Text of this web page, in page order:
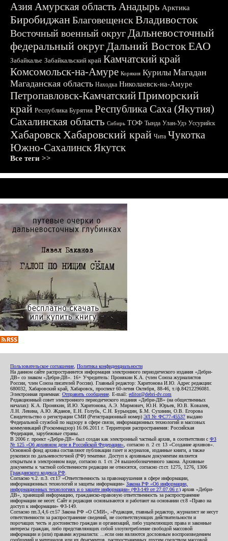
АзияАмурская область Анадырь Арктика
БиробиджанБлаговещенскВладивосток
Восточный военный округДальневосточный
федеральный округДальний ВостокЕАО
Забайкалье Забайкальский край Камчатский край
Комсомольск-на-Амуре Корякия Курилы Магадан
Магаданская область Находка Николаевск-на-Амуре
Петропавловск-КамчатскийПриморский
край Республика Бурятия Республика Саха (Якутия)
Сахалинская область Сибирь ТОФ Тында Улан-Удэ Уссурийск
ХабаровскХабаровский край Чита Чукотка
Южно-СахалинскЯкутск
Все теги >>
Пользовательское соглашение Политика конфиденциальности
На данном сайте распространяется информация электронного периодического издания «Дебри-
ДВ» со знаком «Дебри-ДВ». 16+ Учредитель: Пронякин К.А. (член Союза журналистов
России, член Союза писателей России). Главный редактор: Харитонова И.Ю. Адрес редакции:
680032, Хабаровский край, Хабаровск, проспект 60-летия Октября, 88-46, т./ф.84212296081.
Электронная приемная: Отправить сообщение . E-mail: editor@debri-dv.com
Редакционный совет электронного периодического издания «Дебри-ДВ» (на общественных
началах): К.А. Пронякин, И.Ю. Харитонова, А.Э. Мирмович, Ю.Н. Юрьев, Ю.В. Ковалев,
Л.Н. Левина, А.Ю. Жданов, Е.Н. Голубь, С.Н. Бурындин, Б.М. Сухинин, О.В. Егорова
Свидетельство о регистрации СМИ (Регистрационный номер) ЭЛ № ФС77-45537 выдано
Федеральной службой по надзору в сфере связи, информационных технологий и массовых
коммуникаций (Роскомнадзор) 16.06.2011 г. Территория распространения: Российская
Федерация, зарубежные страны.
В 2006 г. проект «Дебри-ДВ» был создан как электронный частный архив, в соответствии с ФЗ
№ 125 «Об архивном деле в Российской Федерации» , согласно п. 2 ст. 13 «Создание архивов».
Основной фонд архива составляют публикации газет и журналов, изданные книги, а также
рукописи по дальневосточной (РФ) тематике. Доступ к архивным документам является
открытым в электронном виде, согласно п. 1 ст. 24 вышеобозначенного закона. Архивные
документы к частной собственности редакции не относятся, согласно ст.ст. 1275, 1276, 1306
Гражданского кодекса РФ
Согласно ч.2. п.3. ст.17 «Ответственность за правонарушения в сфере информации,
информационных технологий и защиты информации» Закона РФ «Об информации,
информационных технологиях и о защите информации» (ФЗ-149 от 27.07.06 г.) архив «Дебри-
ДВ», хранящий информацию, гражданско-правовую ответственность за распространение
информации не несет. Сайт и редакция основываются и работают на основании ст.8 «Право на
доступ к информации» ФЗ-149.
Согласно пп.3,4,6 ст.57 Закона РФ «О СМИ», «Редакция, главный редактор, журналист не несут
ответственности за распространение сведений, не соответствующих действительности и
порочащих честь и достоинство граждан и организаций, либо ущемляющих права и законные
интересы граждан, либо представляющих собой злоупотребление свободой массовой
информации и (или) правами журналиста: ...если они являются дословным воспроизведением
сообщений и материалов или их фрагментов, распространенных другим средством массовой